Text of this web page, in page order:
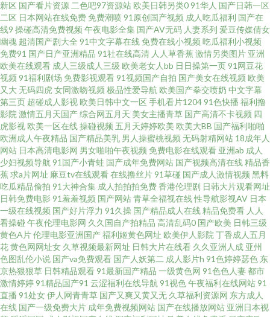
费网站 另类av专区 天堂网AV手机版 波多结依 先锋成人网 久久播五月 成人不
卡a人电影 人妖先锋影音 91极品网站 国产113页 色综合香蕉81 麻豆香蕉草莓
视频 91视频第十页 黄色小网战 少妇天堂 97色污 黄色片子看看 熟妇人妻视频
97搞97干在线 黄色图片 日韩欧美色中文 91九色泉州论坛 美女青娱乐91 午夜
成人影院 www免费视频 久草福利在线新 婷婷精品一区二区 波多野结衣一本
道 另类av性爱 制服丝袜另类 豆花肏屄 天美传媒A片 avav制服丝袜 精品天天
爽天天干 少妇户外激情 97色色网站 黄色软件精品99 日韩欧美中字 www欧色
久草欧美在线 91极品网站 国产精品午夜麻烦 日本污污视频 91久久草原 国产
三级片视频 日本黄页视频 91人操人 韩国福利在线 日日骚免费网站 超碰在线
首页 欧美操日本日本 亚洲一区少妇人妻 成人国产色综合 欧美日韩福利微拍
新区 国产看片资源 二色吧97资源站 欧美日韩另类091华人 国产日韩一区
二区 日本网站在线免费 免费潮喷91原创国产视频 成人吃瓜福利 国产在
线9 操碰高清免费视频 午夜电影全集 国产AV无码 人妻系列 爱豆传媒倩女
幽魂 超清国产剧大全 91中文字幕在线 免费在线小视频 吃瓜福利小视频
免费91 国产日产亚洲精品 91社在线高清 人人草香蕉 激情另类图片 亚洲
欧美在线观看 成人三级成人三级 欧美老女人bb 日日操第一页91网豆花
视频 91福利剧场 免费影视观看91视频国产自拍 国产美女在线视频 欧美
又大 无码四虎 女同激吻视频 极品性爱导航 欧美国产拳交喷奶 中文字幕
第三页 超碰成人影视 欧美日韩中文一区 手机看片120491色快播 福利撸
影院 激情五月天国产综合网五月天 美女主播青草 国产高清不卡视频 四
虎影视 欧美一区在线操碰视频 五月天婷婷欧美 欧美大BB 国产福利啪啪
欧洲成人午夜精品 国产精品美乳 男人操蜜桃视频 无码射精网站 18成年人
网站 日本高清电影网 男女啪啪午夜视频 免费电影在线观看 亚洲ab 成人
少妇视频导航 91国产小青蛙 国产成年免费网站 国产视频高清在线精品香
蕉 求a片网址 麻豆tv在线观看在线撸丝片91草碰 国产成人激情视频 黑料
吃瓜精品偷拍 91大神合集 成人拍拍拍免费香港伦理剧 日韩大片观看网址
日韩免费电影 91羞羞视频 国产网站青草全福视在线性导航影视AV 日本
一级在线视频 国产好片浮力 91久操 国产精品成人在线精品免费看 人人
看操碰 午夜伦理电影网 久久国自产拍精品 高清乱码0 国产欧美 日韩三级
黄色A片伦理电影亚洲国产福利姬黄色网址 欧美伊人影院 丁香成人五月
花黄色网网址女 久草视频最新网址 日韩大片在线看 久久亚洲人成 亚州
色图乱伦小说 国产va免费观看 国产人妖第二 成人影片h 91色婷婷瑟色 东
京热狠狠草 日韩精品观看91最新国产精品 一级黄色网 91色色人妻都市
激情婷婷91精品国产91 云涩福利在线导航 91视色午夜福利在线网站91
直播 91处女伊人网青青草 国产又爽又黄又无 久草福利资源网 东方成人
在线 国产一级免费大片 成年免费视频网站 国产在线播放网站 亚洲日本视